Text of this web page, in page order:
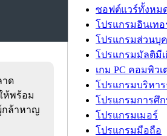
าด
ห้พร้อม
กล้าหาญ
ซอฟต์แวร์ทั้งหม
โปรแกรมอินเทอ
โปรแกรมส่วนบุ
โปรแกรมมัลติมีเ
เกม PC คอมพิวเ
โปรแกรมบริหา
โปรแกรมการศึ
โปรแกรมเมอร์
โปรแกรมมือถือ